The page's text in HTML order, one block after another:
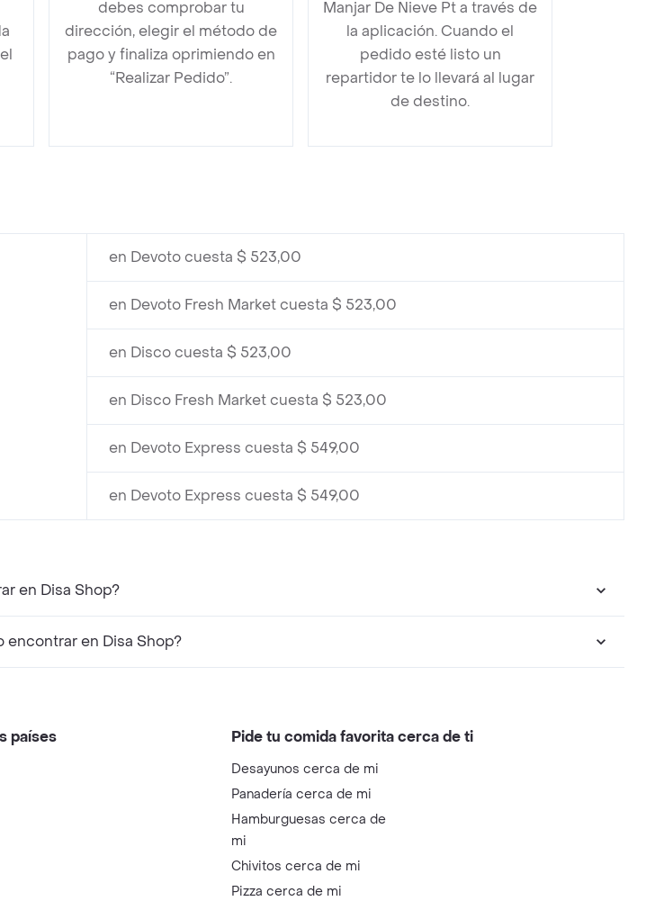
debes comprobar tu
dirección, elegir el método de
pago y finaliza oprimiendo en
“Realizar Pedido”.
Manjar De Nieve Pt a través de
la aplicación. Cuando el
pedido esté listo un
repartidor te lo llevará al lugar
de destino.
en Devoto cuesta $ 523,00
en Devoto Fresh Market cuesta $ 523,00
en Disco cuesta $ 523,00
en Disco Fresh Market cuesta $ 523,00
en Devoto Express cuesta $ 549,00
en Devoto Express cuesta $ 549,00
en Disa Shop?
en Disa Shop?
países Pide tu comida favorita cerca de ti
Desayunos cerca de mi
Panadería cerca de mi
Hamburguesas cerca de
mi
Chivitos cerca de mi
Pizza cerca de mi